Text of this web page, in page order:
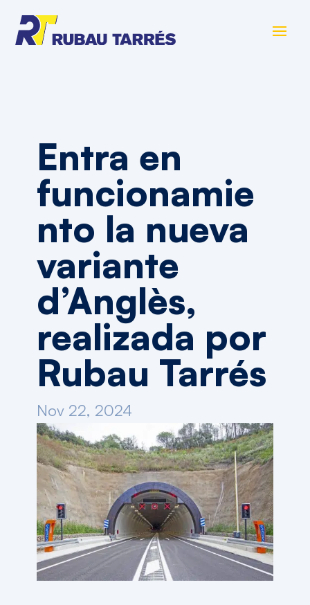
Entra en
funcionamie
nto la nueva
variante
d’Anglès,
realizada por
Rubau Tarrés
Nov 22, 2024